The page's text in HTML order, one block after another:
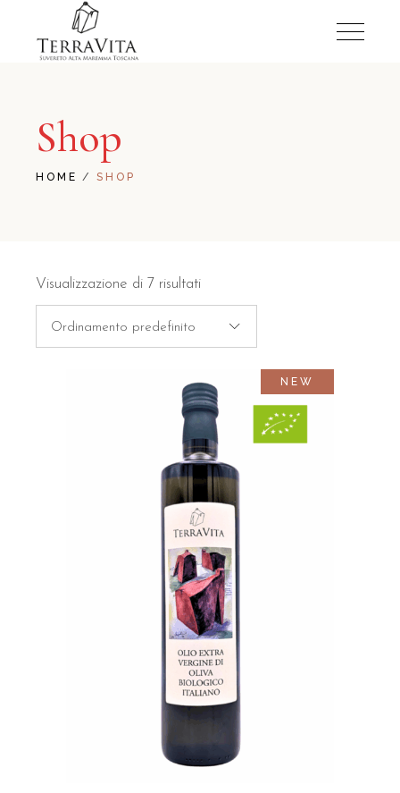
Shop
HOME SHOP
Visualizzazione di 7 risultati
Ordinamento predefinito
NEW